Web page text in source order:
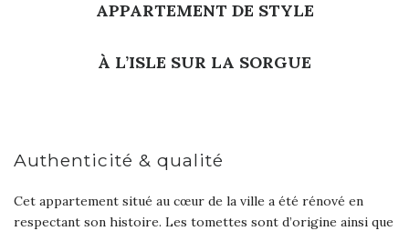
APPARTEMENT DE STYLE
À L’ISLE SUR LA SORGUE
Authenticité & qualité
Cet appartement situé au cœur de la ville a été rénové en
respectant son histoire. Les tomettes sont d’origine ainsi que